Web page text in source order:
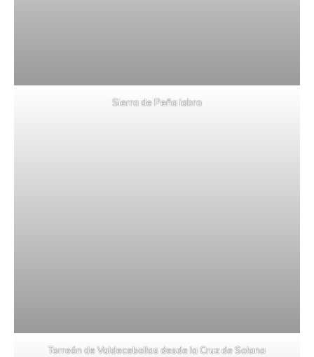
Sierra de Peña labra
Torreón de Valdecebollas desde la Cruz de Solana